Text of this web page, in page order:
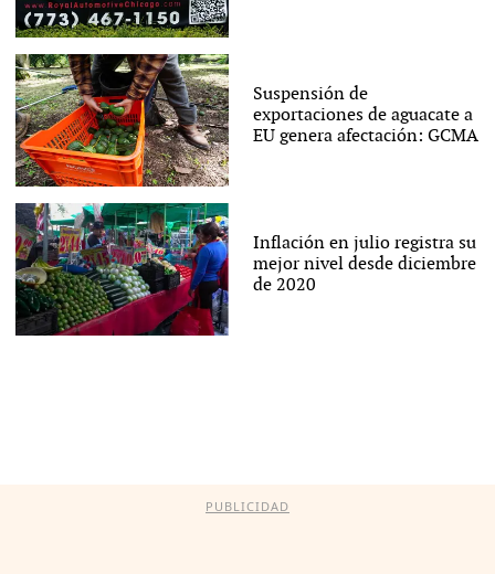
Suspensión de
exportaciones de aguacate a
EU genera afectación: GCMA
Inflación en julio registra su
mejor nivel desde diciembre
de 2020
PUBLICIDAD